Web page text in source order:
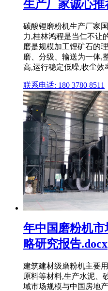
生产厂家诚心推
碳酸锂磨粉机生产厂家
力,桂林鸿程是当仁不让
磨是规模加工锂矿石的
磨、分级、输送为一体,
高,运行稳定低噪,收尘效
联系电话: 180 3780 8511
年中国磨粉机
略研究报告.docx
建筑建材级磨粉机主要
原料等材料,生产水泥、
域市场规模与中国房地